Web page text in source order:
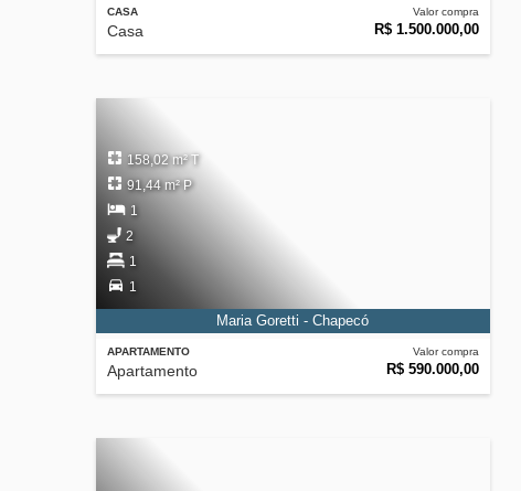
CASA
Casa
Valor compra
R$ 1.500.000,00
APARTAMENTO
Apartamento
Valor compra
R$ 590.000,00
158,02 m² T
91,44 m² P
1
2
1
1
Maria Goretti - Chapecó